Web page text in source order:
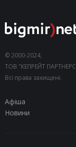
© 2000-2024,
ТОВ "КЕПРЕЙТ
Всі права захищені.
Афіша
Новини